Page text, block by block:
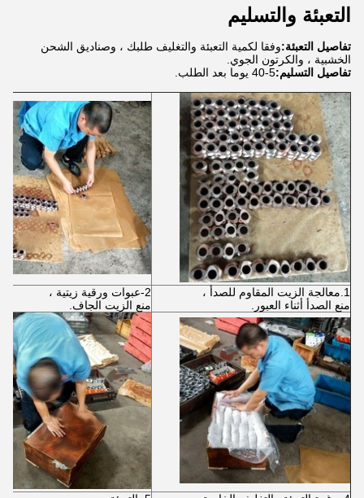
التعبئة والتسليم
تفاصيل التعبئة:وفقا لكمية التعبئة والتغليف طلبك ، وصناديق الشحن
الخشبية ، والكرتون الجوي.
تفاصيل التسليم:5-40 يوما بعد الطلب.
1.معالجة الزيت المقاوم للصدأ ،
منع الصدأ أثناء العبور.
2-عبوات ورقية زيتية ،
منع الزيت الجاف.